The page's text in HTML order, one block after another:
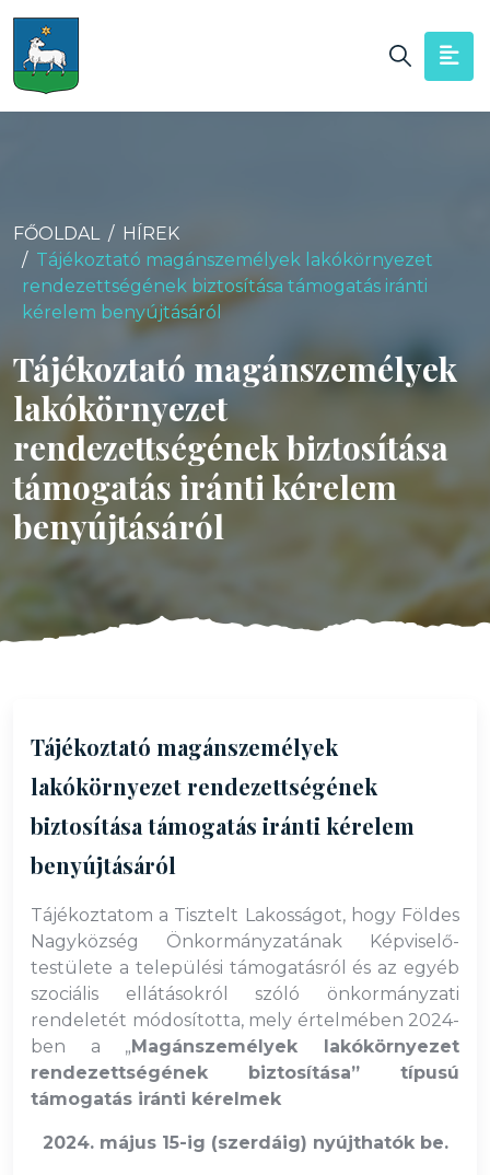
FŐOLDAL
HÍREK
Tájékoztató magánszemélyek lakókörnyezet
rendezettségének biztosítása támogatás iránti
kérelem benyújtásáról
Tájékoztató magánszemélyek
lakókörnyezet
rendezettségének biztosítása
támogatás iránti kérelem
benyújtásáról
Tájékoztató magánszemélyek
lakókörnyezet rendezettségének
biztosítása támogatás iránti kérelem
benyújtásáról
Tájékoztatom a Tisztelt Lakosságot, hogy Földes
Nagyközség Önkormányzatának Képviselő-
testülete a települési támogatásról és az egyéb
szociális ellátásokról szóló önkormányzati
rendeletét módosította, mely értelmében 2024-
ben a „Magánszemélyek lakókörnyezet
rendezettségének biztosítása” típusú
támogatás iránti kérelmek
2024. május 15-ig (szerdáig) nyújthatók be.